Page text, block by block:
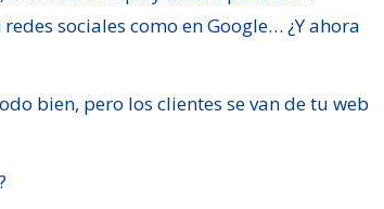
sociales como en Google… ¿Y ahora
bien, pero los clientes se van de tu web